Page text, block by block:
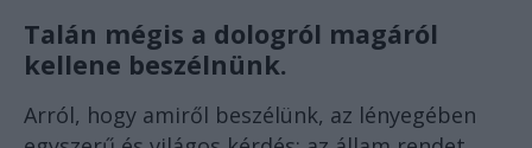
Talán mégis a dologról magáról
kellene beszélnünk.
Arról, hogy amiről beszélünk, az lényegében